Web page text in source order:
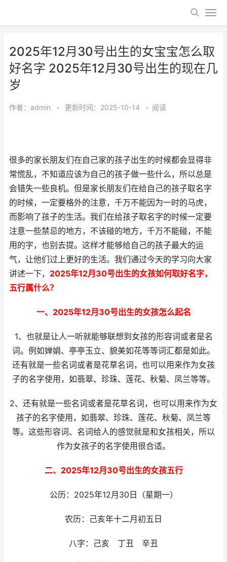
2025年12月30号出生的女宝宝怎么取
好名字 2025年12月30号出生的现在几
岁
作者： admin • 更新时间：2025-10-14 • 阅读
很多的家长朋友们在自己家的孩子出生的时候都会显得非
常慌乱，不知道应该为自己的孩子做一些什么，所以总是
会错失一些良机。但是家长朋友们在给自己的孩子取名字
的时候，一定要格外的注意，千万不能因为一时的马虎，
而影响了孩子的生活。我们在给孩子取名字的时候一定要
注意一些禁忌的地方，不该碰的地方，千万不能碰，不能
用的字，也别去提。这样才能够给自己的孩子最大的运
气，让他们过上更好的生活。我们通过今天的学习向大家
讲述一下， 2025年12月30号出生的女孩如何取好名字，
五行属什么？
一、2025年12月30号出生的女孩怎么起名
1、也就是让人一听就能够联想到女孩的形容词或者是名
词。例如婵娟、亭亭玉立、貌美如花等等词汇都是如此。
还有就是一些名词或者是花草名词，也可以用来作为女孩
子的名字使用，如翡翠、珍珠、莲花、秋菊、凤兰等等。
2、还有就是一些名词或者是花草名词，也可以用来作为女
孩子的名字使用，如翡翠、珍珠、莲花、秋菊、凤兰等
等。这些形容词、名词给人的感觉就是和女孩相关，所以
作为女孩子的名字使用很合适。
二、2025年12月30号出生的女孩五行
公历：2025年12月30日（星期一）
农历：己亥年十二月初五日
八字：己亥 丁丑 辛丑